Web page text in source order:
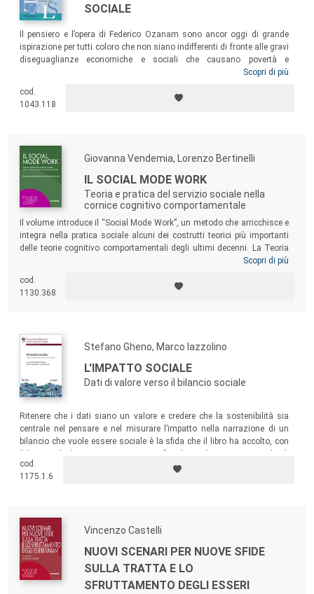
SOCIALE
Il pensiero e l’opera di Federico Ozanam sono ancor oggi di grande
ispirazione per tutti coloro che non siano indifferenti di fronte alle gravi
diseguaglianze economiche e sociali che causano povertà e
sofferenza. La figura di Ozanam continua a essere un punto di
da un’evidente matrice d’ispirazione cristiana in generale e cattolica in
particolare, tanto da permettere di collocare il suo pensiero pienamente
Scopri di più
cod.
1043.118
Giovanna Vendemia, Lorenzo Bertinelli
IL SOCIAL MODE WORK
Teoria e pratica del servizio sociale nella
cornice cognitivo comportamentale
Il volume introduce il “Social Mode Work”, un metodo che arricchisce e
integra nella pratica sociale alcuni dei costrutti teorici più importanti
delle teorie cognitivo comportamentali degli ultimi decenni. La Teoria
dei Mode, o meglio Schema (Mode) Therapy, elaborata da Jeffrey
e pratico delle modalità emotive. Una lettura utile per i diversi
professionisti nell’ambito dei servizi alla persona.
Scopri di più
cod.
1130.368
Stefano Gheno, Marco Iazzolino
L'IMPATTO SOCIALE
Dati di valore verso il bilancio sociale
Ritenere che i dati siano un valore e credere che la sostenibilità sia
centrale nel pensare e nel misurare l’impatto nella narrazione di un
bilancio che vuole essere sociale è la sfida che il libro ha accolto, con
mostrare praticamente un percorso possibile di strutturazione e
narrazione del bilancio sociale.
cod.
1175.1.6
Vincenzo Castelli
NUOVI SCENARI PER NUOVE SFIDE
SULLA TRATTA E LO
SFRUTTAMENTO DEGLI ESSERI